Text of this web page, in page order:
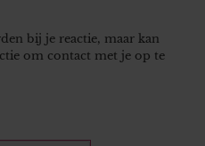
bij je reactie, maar kan
om contact met je op te